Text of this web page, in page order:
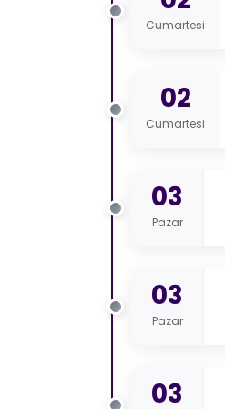
Cumartesi
02
Cumartesi
03
Pazar
03
Pazar
03